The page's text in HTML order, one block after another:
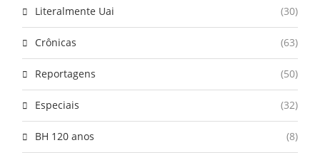
Literalmente Uai (30)
Crônicas (63)
Reportagens (50)
Especiais (32)
BH 120 anos (8)